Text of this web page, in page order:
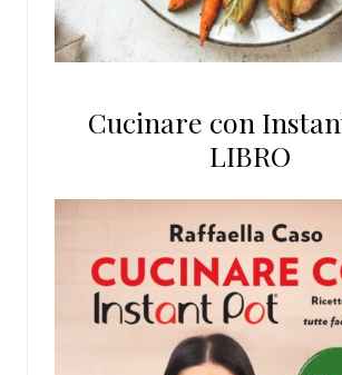
Cucinare con
LIBRO